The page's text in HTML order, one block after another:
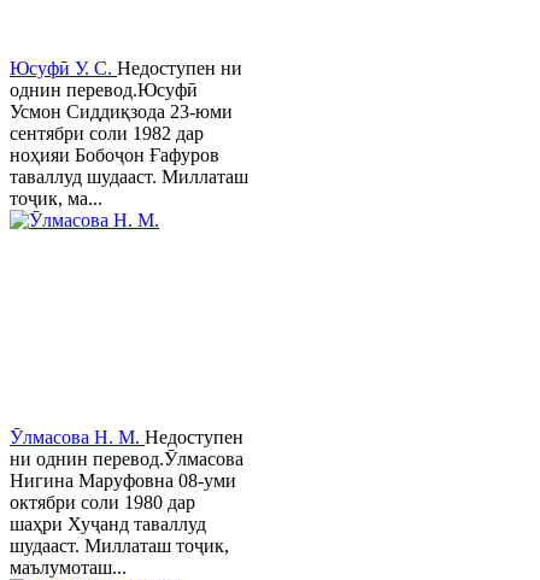
Юсуфӣ У. C. Недоступен ни
однин перевод.Юсуфӣ
Усмон Сиддиқзода 23-юми
сентябри соли 1982 дар
ноҳияи Бобоҷон Ғафуров
таваллуд шудааст. Миллаташ
тоҷик, ма...
Ӯлмасова Н. М. Недоступен
ни однин перевод.Ӯлмасова
Нигина Маруфовна 08-уми
октябри соли 1980 дар
шаҳри Хуҷанд таваллуд
шудааст. Миллаташ тоҷик,
маълумоташ...